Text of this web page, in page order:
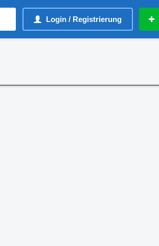
Login / Registrierung